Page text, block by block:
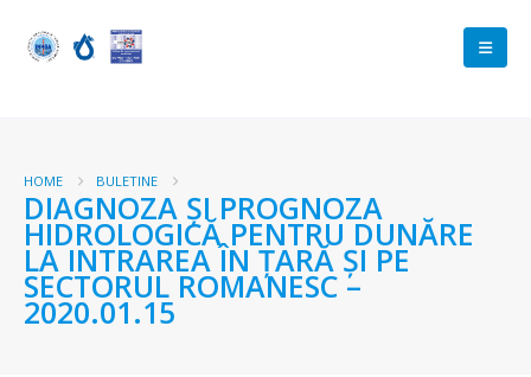
HOME BULETINE
DIAGNOZA ŞI PROGNOZA
HIDROLOGICĂ PENTRU DUNĂRE
LA INTRAREA ÎN ŢARĂ ŞI PE
SECTORUL ROMANESC –
2020.01.15